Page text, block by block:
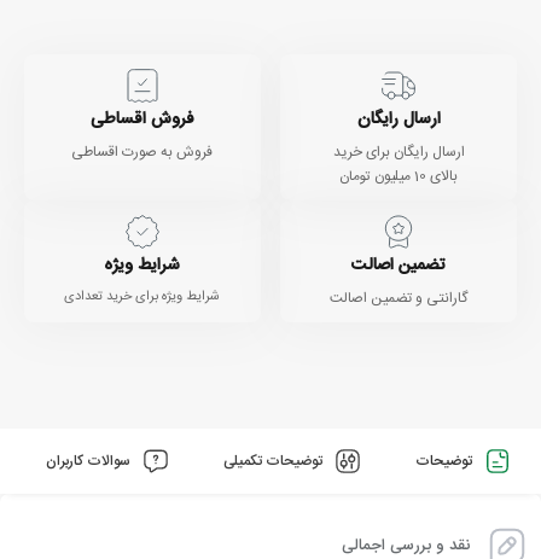
ارسال رایگان
ارسال رایگان برای خرید
بالای 10 میلیون تومان
فروش اقساطی
فروش به صورت اقساطی
تضمین اصالت
گارانتی و تضمین اصالت
شرایط ویژه
شرایط ویژه برای خرید تعدادی
توضیحات توضیحات تکمیلی سوالات کاربران
نقد و بررسی اجمالی